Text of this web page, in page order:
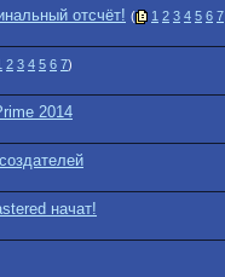
отсчёт! ( 1 2 3 4 5 6 7
2 3 4 5 6 7)
2014
начат!